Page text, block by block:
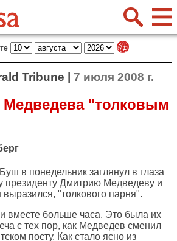
Tribune | 7 июля 2008 г.
Медведева "толковым
в понедельник заглянул в глаза
президенту Дмитрию Медведеву и
выразился, "толкового парня".
вместе больше часа. Это была их
с тех пор, как Медведев сменил
посту. Как стало ясно из